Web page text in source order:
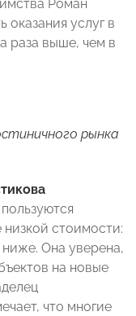
Роман
оказания услуг в
раза выше, чем в
рынка
стоимости:
Она уверена,
на новые
что многие